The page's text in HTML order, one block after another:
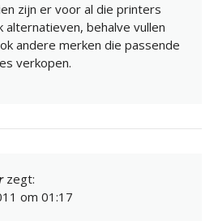
zijn er voor al die printers
alternatieven, behalve vullen
andere merken die passende
verkopen.
zegt:
om 01:17